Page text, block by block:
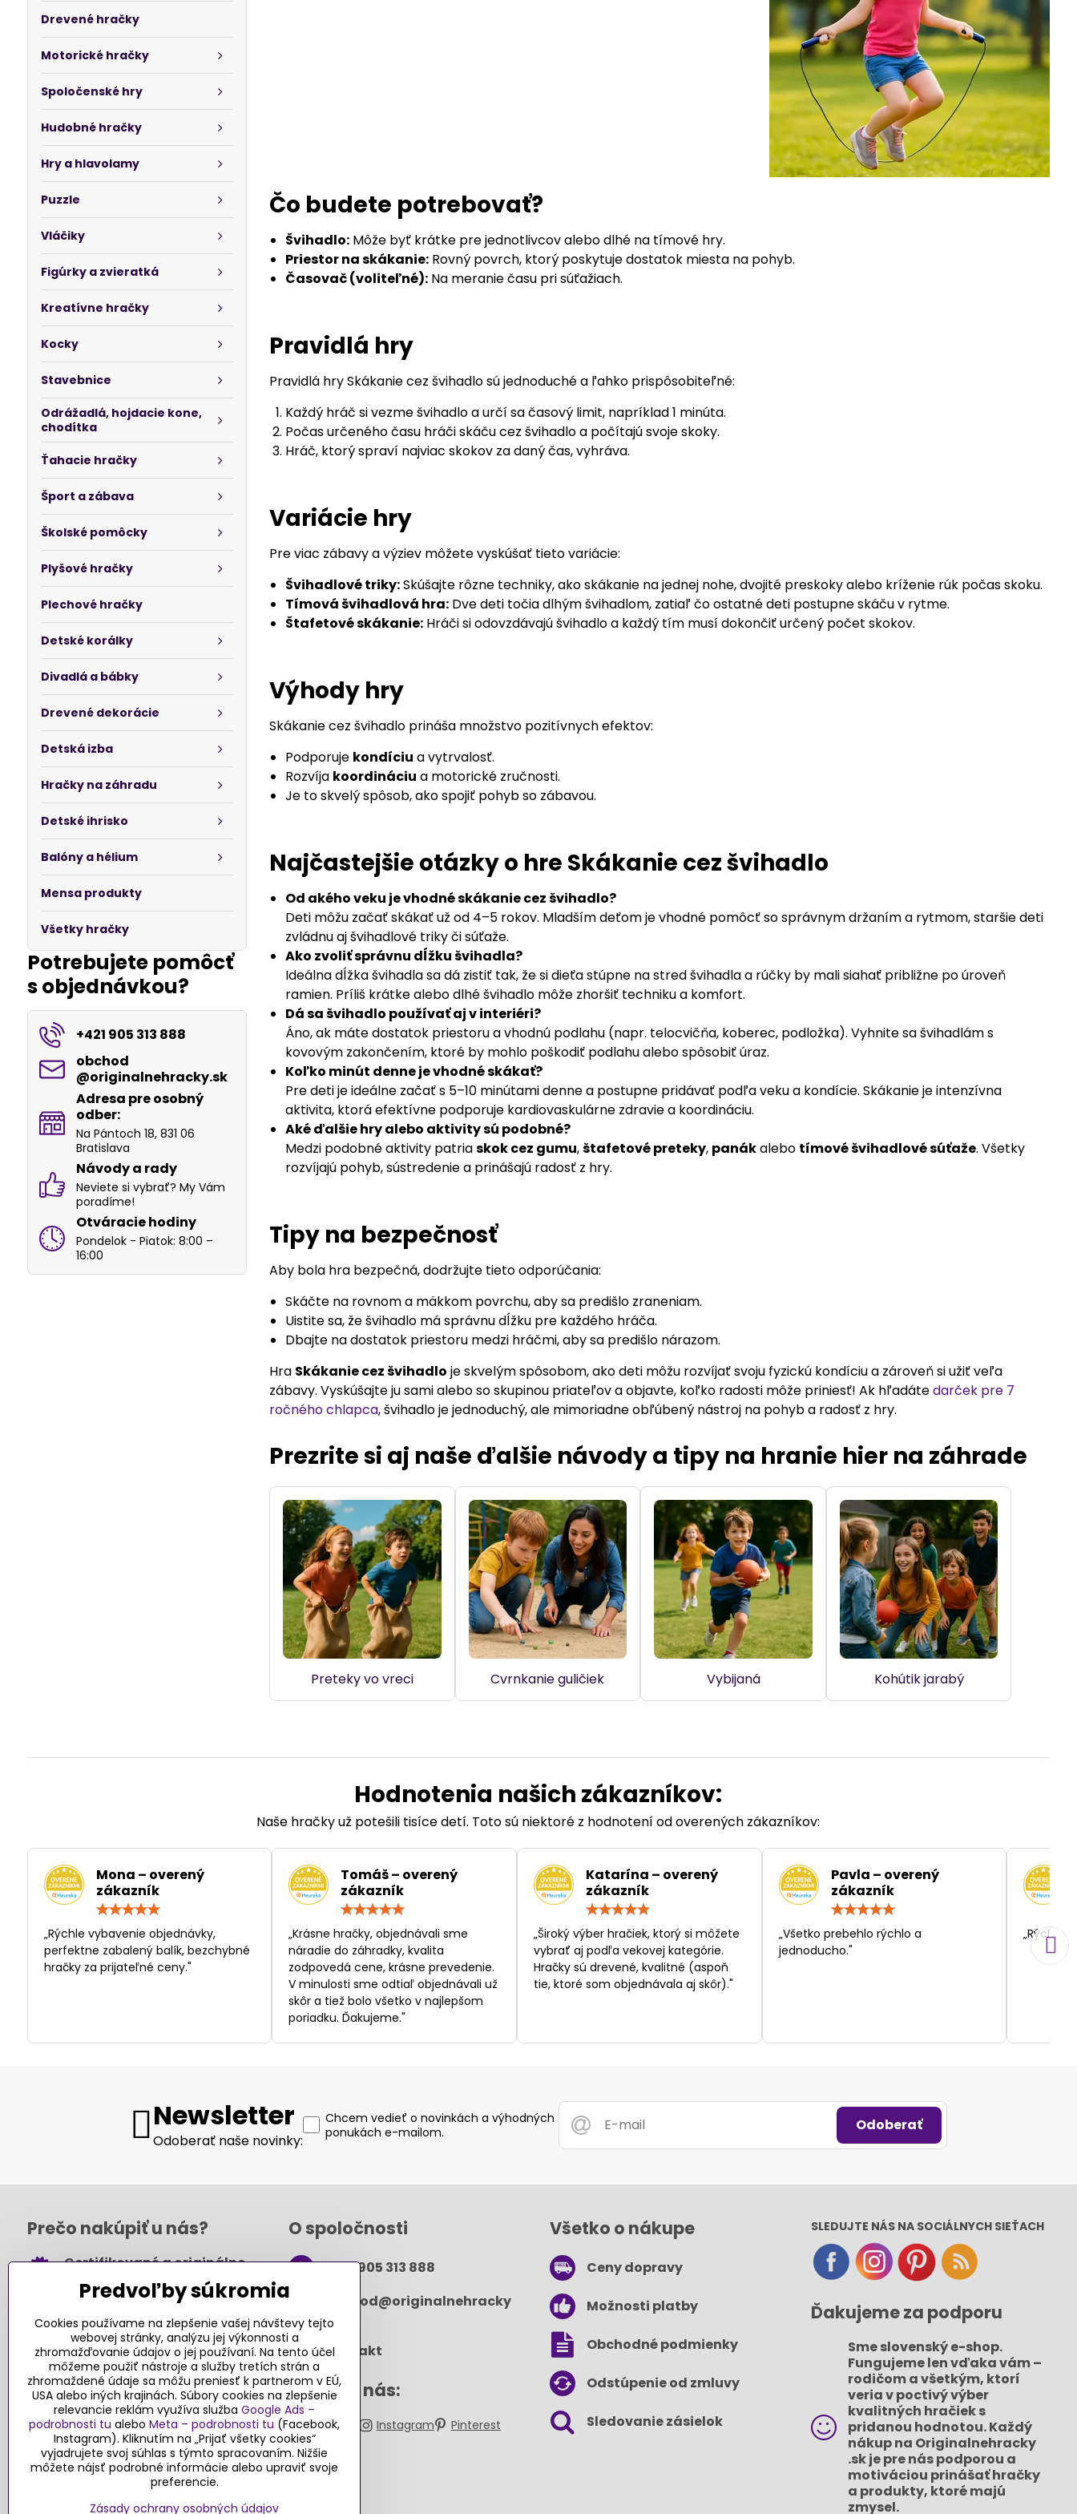
Čo budete potrebovať?
Švihadlo: Môže byť krátke pre jednotlivcov alebo dlhé na tímové hry.
Priestor na skákanie: Rovný povrch, ktorý poskytuje dostatok miesta na pohyb.
Časovač (voliteľné): Na meranie času pri súťažiach.
Pravidlá hry
Pravidlá hry Skákanie cez švihadlo sú jednoduché a ľahko prispôsobiteľné:
Každý hráč si vezme švihadlo a určí sa časový limit, napríklad 1 minúta.
Počas určeného času hráči skáču cez švihadlo a počítajú svoje skoky.
Hráč, ktorý spraví najviac skokov za daný čas, vyhráva.
Variácie hry
Pre viac zábavy a výziev môžete vyskúšať tieto variácie:
Švihadlové triky:Skúšajte rôzne techniky, ako skákanie na jednej nohe, dvojité preskoky alebo kríženie rúk počas skoku.
Tímová švihadlová hra: Dve deti točia dlhým švihadlom, zatiaľ čo ostatné deti postupne skáču v rytme.
Štafetové skákanie: Hráči si odovzdávajú švihadlo a každý tím musí dokončiť určený počet skokov.
Výhody hry
Skákanie cez švihadlo prináša množstvo pozitívnych efektov:
Podporuje kondíciu a vytrvalosť.
Rozvíja koordináciu a motorické zručnosti.
Je to skvelý spôsob, ako spojiť pohyb so zábavou.
Najčastejšie otázky o hre Skákanie cez švihadlo
Od akého veku je vhodné skákanie cez švihadlo?
Deti môžu začať skákať už od 4–5 rokov. Mladším deťom je vhodné pomôcť so správnym držaním a rytmom, staršie deti
zvládnu aj švihadlové triky či súťaže.
Ako zvoliť správnu dĺžku švihadla?
Ideálna dĺžka švihadla sa dá zistiť tak, že si dieťa stúpne na stred švihadla a rúčky by mali siahať približne po úroveň
ramien. Príliš krátke alebo dlhé švihadlo môže zhoršiť techniku a komfort.
Dá sa švihadlo používať aj v interiéri?
Áno, ak máte dostatok priestoru a vhodnú podlahu (napr. telocvičňa, koberec, podložka). Vyhnite sa švihadlám s
kovovým zakončením, ktoré by mohlo poškodiť podlahu alebo spôsobiť úraz.
Koľko minút denne je vhodné skákať?
Pre deti je ideálne začať s 5–10 minútami denne a postupne pridávať podľa veku a kondície. Skákanie je intenzívna
aktivita, ktorá efektívne podporuje kardiovaskulárne zdravie a koordináciu.
Aké ďalšie hry alebo aktivity sú podobné?
Medzi podobné aktivity patriaskok cez gumu,štafetové preteky, panákalebo tímové švihadlové súťaže. Všetky
rozvíjajú pohyb, sústredenie a prinášajú radosť z hry.
Tipy na bezpečnosť
Aby bola hra bezpečná, dodržujte tieto odporúčania:
Skáčte na rovnom a mäkkom povrchu, aby sa predišlo zraneniam.
Uistite sa, že švihadlo má správnu dĺžku pre každého hráča.
Dbajte na dostatok priestoru medzi hráčmi, aby sa predišlo nárazom.
Hra Skákanie cez švihadlo je skvelým spôsobom, ako deti môžu rozvíjať svoju fyzickú kondíciu a zároveň si užiť veľa
zábavy. Vyskúšajte ju sami alebo so skupinou priateľov a objavte, koľko radosti môže priniesť! Ak hľadátedarček pre 7
ročného chlapca, švihadlo je jednoduchý, ale mimoriadne obľúbený nástroj na pohyb a radosť z hry.
Prezrite si aj naše ďalšie návody a tipy na hranie hier na záhrade
Preteky vo vreci Cvrnkanie guličiek Vybijaná Kohútik jarabý
Drevené hračky
Motorické hračky
Spoločenské hry
Hudobné hračky
Hry a hlavolamy
Puzzle
Vláčiky
Figúrky a zvieratká
Kreatívne hračky
Kocky
Stavebnice
Odrážadlá, hojdacie kone,
chodítka
Ťahacie hračky
Šport a zábava
Školské pomôcky
Plyšové hračky
Plechové hračky
Detské korálky
Divadlá a bábky
Drevené dekorácie
Detská izba
Hračky na záhradu
Detské ihrisko
Balóny a hélium
Mensa produkty
Všetky hračky
Potrebujete pomôcť
s objednávkou?
+421 905 313 888
obchod​
@originalnehracky​.sk
Adresa pre osobný
odber:
Na Pántoch 18, 831 06
Bratislava
Návody a rady
Neviete si vybrať? My Vám
poradíme!
Otváracie hodiny
Pondelok - Piatok: 8:00 –
16:00
Hodnotenia našich zákazníkov:
Naše hračky už potešili tisíce detí. Toto sú niektoré z hodnotení od overených zákazníkov:
Mona – overený
zákazník
/
5
„Rýchle vybavenie objednávky,
perfektne zabalený balík, bezchybné
hračky za prijateľné ceny."
Tomáš – overený
zákazník
/
„Krásne hračky, objednávali sme
náradie do záhradky, kvalita
zodpovedá cene, krásne prevedenie.
V minulosti sme odtiaľ objednávali už
skôr a tiež bolo všetko v najlepšom
poriadku. Ďakujeme."
Katarína – overený
zákazník
/
5
„Široký výber hračiek, ktorý si môžete
vybrať aj podľa vekovej kategórie.
Hračky sú drevené, kvalitné (aspoň
tie, ktoré som objednávala aj skôr)."
Pavla – overený
zákazník
„Všetko prebehlo rýchlo a
jednoducho."
Newsletter
Odoberať naše novinky:
Odoberať
Chcem vedieť o novinkách a výhodných
ponukách e-mailom.
Prečo nakúpiť u nás?
Certifikované a originálne
Takmer 100% spokojných
zákazníkov
Pri nákupe nad 49 € doprava
zadarmo
Návody a tipy
Objednávky
Stav objednávky
O spoločnosti
+421 905 313 888
obchod​@originalnehracky​
.sk
Kontakt
Sledujte nás:
Facebook Instagram
Pinterest
Blog
Všetko o nákupe
Ceny dopravy
Možnosti platby
Obchodné podmienky
Odstúpenie od zmluvy
Sledovanie zásielok
SLEDUJTE NÁS NA SOCIÁLNYCH SIEŤACH
Ďakujeme za podporu
Sme slovenský e-shop​.
Fungujeme len vďaka vám –
rodičom a všetkým, ktorí
veria v poctivý výber
kvalitných hračiek s
pridanou hodnotou​. Každý
nákup na Originalnehracky​
.sk je pre nás podporou a
motiváciou prinášať hračky
a produkty, ktoré majú
zmysel​.
Predvoľby súkromia
Cookies používame na zlepšenie vašej návštevy tejto
webovej stránky, analýzu jej výkonnosti a
zhromažďovanie údajov o jej používaní. Na tento účel
môžeme použiť nástroje a služby tretích strán a
zhromaždené údaje sa môžu preniesť k partnerom v EÚ,
USA alebo iných krajinách. Súbory cookies na zlepšenie
relevancie reklám využíva služba Google Ads –
podrobnosti tu alebo Meta – podrobnosti tu (Facebook,
Instagram). Kliknutím na „Prijať všetky cookies“
vyjadrujete svoj súhlas s týmto spracovaním. Nižšie
môžete nájsť podrobné informácie alebo upraviť svoje
preferencie.
Zásady ochrany osobných údajov